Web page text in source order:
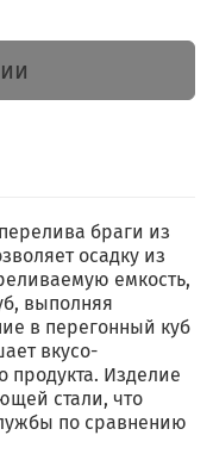
браги из
осадку из
емкость,
выполняя
в перегонный куб
вкусо-
продукта. Изделие
стали, что
по сравнению